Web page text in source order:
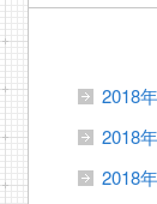
2018
2018
2018